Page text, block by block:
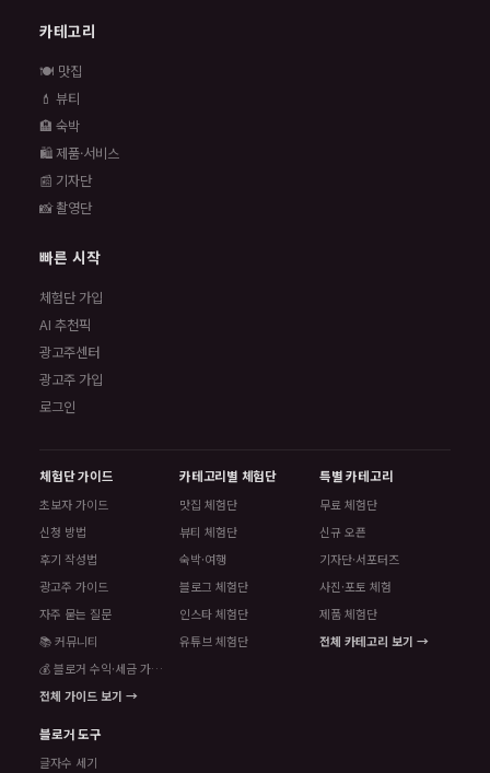
카테고리
🍽️ 맛집
💄 뷰티
🏨 숙박
🛍️ 제품·서비스
📰 기자단
📸 촬영단
빠른 시작
체험단 가입
AI 추천픽
광고주센터
광고주 가입
로그인
체험단 가이드
초보자 가이드
신청 방법
후기 작성법
광고주 가이드
자주 묻는 질문
📚 커뮤니티
💰 블로거 수익·세금 가이드
전체 가이드 보기 →
카테고리별 체험단
맛집 체험단
뷰티 체험단
숙박·여행
블로그 체험단
인스타 체험단
유튜브 체험단
특별 카테고리
무료 체험단
신규 오픈
기자단·서포터즈
사진·포토 체험
제품 체험단
전체 카테고리 보기 →
블로거 도구
글자수 세기